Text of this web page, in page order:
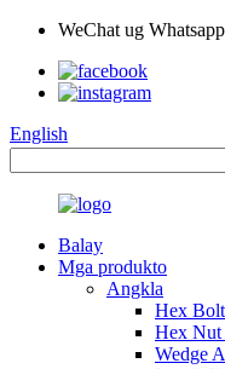
WeChat ug
English
Balay
Mga produkto
Angkla
Hex
Hex Nut
Wedge